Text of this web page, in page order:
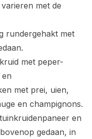
met de
rundergehakt met
met peper-
met prei, uien,
en champignons.
en
gedaan, in